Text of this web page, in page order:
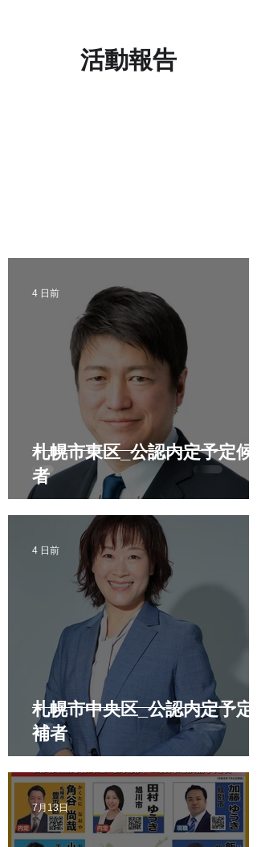
活動報告
札幌市東区_公認内定予定候
者
4 日前
札幌市中央区_公認内定予定
補者
4 日前
7月13日